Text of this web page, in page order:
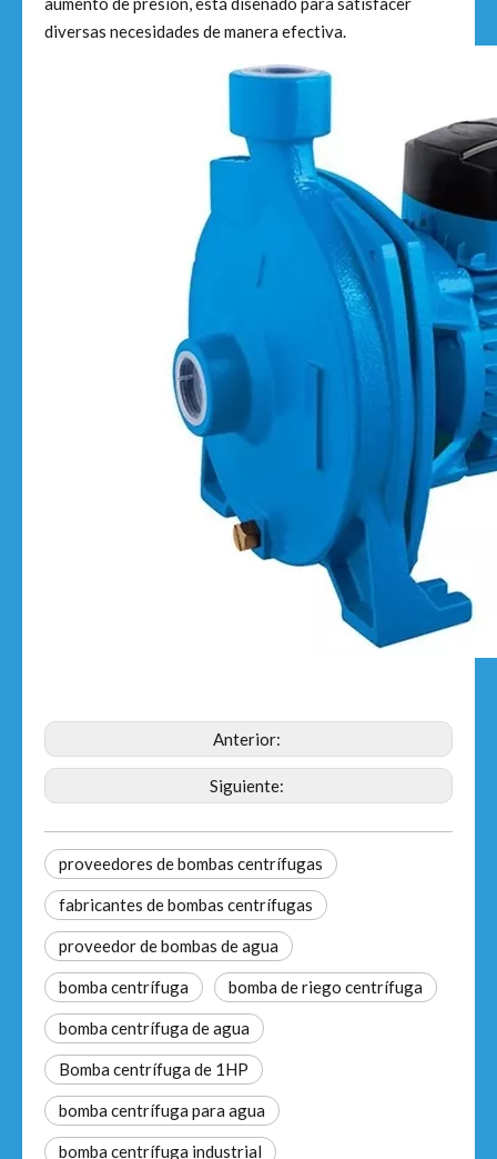
diversas necesidades de manera efectiva.
Anterior:
Siguiente:
proveedores de bombas centrífugas
fabricantes de bombas centrífugas
proveedor de bombas de agua
bomba centrífuga bomba de riego centrífuga
bomba centrífuga de agua
Bomba centrífuga de 1HP
bomba centrífuga para agua
bomba centrífuga industrial